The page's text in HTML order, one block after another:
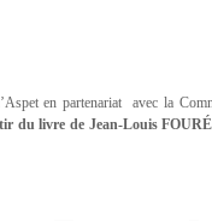
en partenariat avec la
du livre de Jean-Louis